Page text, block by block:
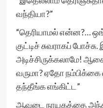
வந்தியா?”
“தெரியாமல் என்ன?…
குட்டிச் சுவராகப்
அடிச்சிருக்கலாமே!
வருமா? ஏதோ
தந்தீங்க எங்கிட்ட”
ஆவுடை நாயகத்தை